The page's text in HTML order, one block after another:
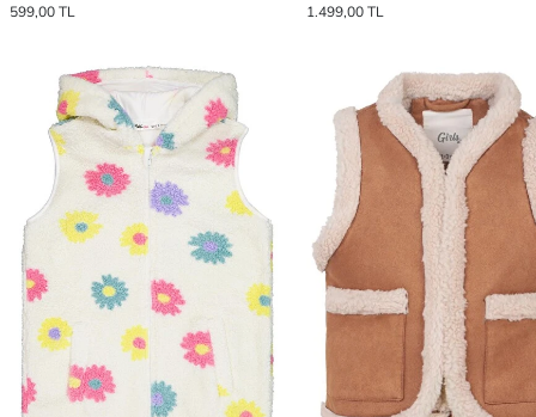
599,00 TL
1.499,00 TL